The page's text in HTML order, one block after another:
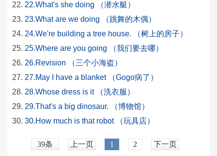
22.What's she doing （潜水艇）
23.What are we doing （跳舞的木偶）
24.We're building a tree house. （树上的房子）
25.Where are you going （我们要去哪）
26.Revision （三个小海盗）
27.May I have a blanket （Gogo病了）
28.Whose dress is it （洗衣服）
29.That's a big dinosaur. （博物馆）
30.How much is that robot （玩具店）
39条 上一页 1 2 下一页